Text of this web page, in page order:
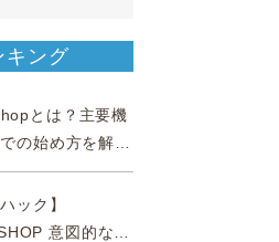
キング
とは？主要機
の始め方を解説
パートナー
ック】
意図的なバ